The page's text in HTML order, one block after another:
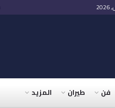
فن طيران المزيد